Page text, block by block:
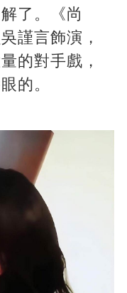
了。《尚
謹言飾演，
的對手戲，
的。